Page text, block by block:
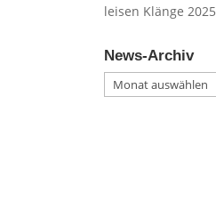
leisen Klänge 2025
News-Archiv
News-
Archiv